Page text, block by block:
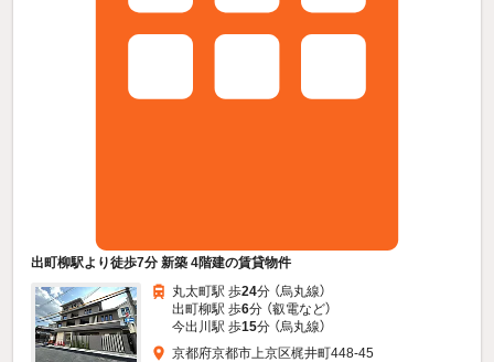
出町柳駅より徒歩7分 新築 4階建の賃貸物件
丸太町駅 歩24分 （烏丸線）
出町柳駅 歩6分 （叡電など）
今出川駅 歩15分 （烏丸線）
京都府京都市上京区梶井町448-45